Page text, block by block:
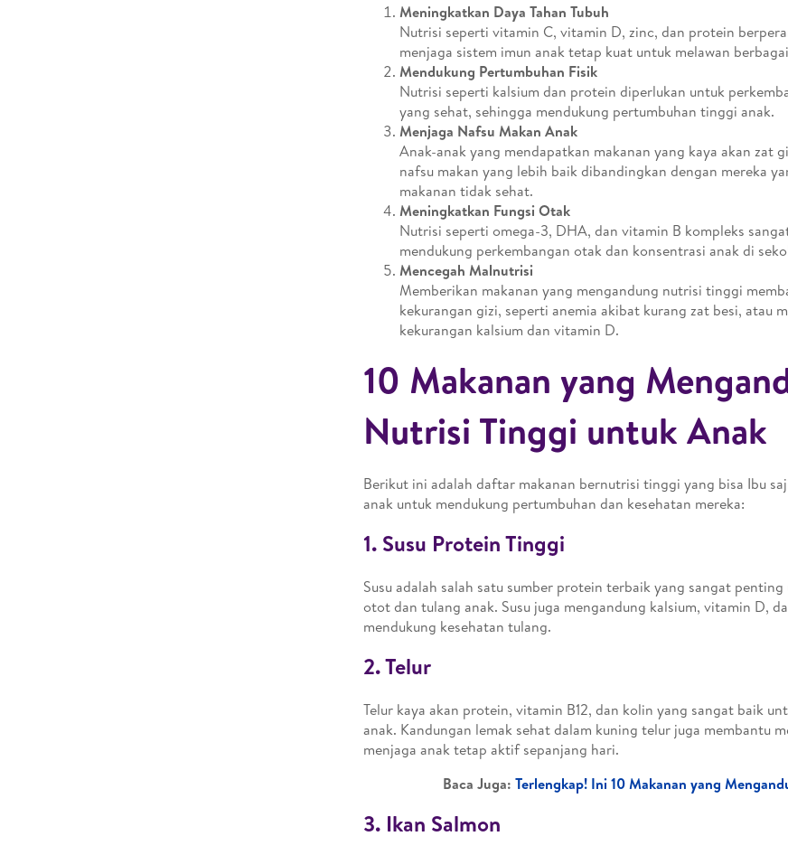
Meningkatkan Daya Tahan Tubuh
Nutrisi seperti vitamin C, vitamin D, zinc, dan protein
menjaga sistem imun anak tetap kuat untuk melawan
Mendukung Pertumbuhan Fisik
Nutrisi seperti kalsium dan protein diperlukan untuk
yang sehat, sehingga mendukung pertumbuhan tinggi anak.
Menjaga Nafsu Makan Anak
Anak-anak yang mendapatkan makanan yang kaya akan zat
nafsu makan yang lebih baik dibandingkan dengan mereka
makanan tidak sehat.
Meningkatkan Fungsi Otak
Nutrisi seperti omega-3, DHA, dan vitamin B kompleks
mendukung perkembangan otak dan konsentrasi anak di
Mencegah Malnutrisi
Memberikan makanan yang mengandung nutrisi tinggi
kekurangan gizi, seperti anemia akibat kurang zat besi, atau
kekurangan kalsium dan vitamin D.
10 Makanan yang
Nutrisi Tinggi untuk Anak
Berikut ini adalah daftar makanan bernutrisi tinggi yang bisa Ibu
anak untuk mendukung pertumbuhan dan kesehatan mereka:
1. Susu Protein Tinggi
Susu adalah salah satu sumber protein terbaik yang sangat
otot dan tulang anak. Susu juga mengandung kalsium, vitamin D,
mendukung kesehatan tulang.
2. Telur
Telur kaya akan protein, vitamin B12, dan kolin yang sangat baik
anak. Kandungan lemak sehat dalam kuning telur juga membantu
menjaga anak tetap aktif sepanjang hari.
Baca Juga: Terlengkap! Ini 10 Makanan yang
3. Ikan Salmon